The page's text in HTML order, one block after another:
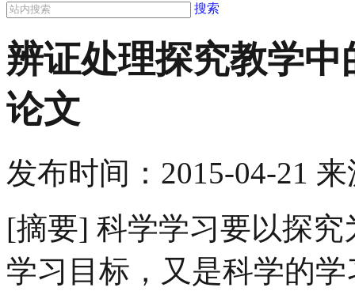
搜索
辨证处理探究教学
论文
发布时间： 2015-04-21 来
[摘要] 科学学习要以探
学习目标，又是科学的